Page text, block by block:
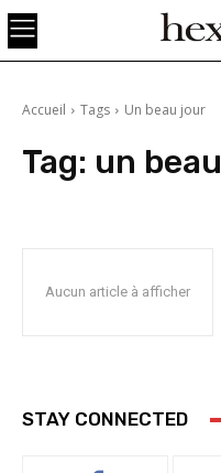
Accueil Tags Un beau jour
Tag: un
Aucun article à afficher
STAY CONNECTED